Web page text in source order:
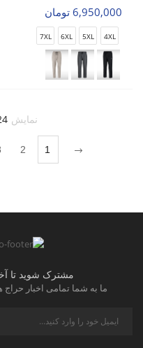
6,950,000 تومان
4XL
5XL
6XL
7XL
نمایش 24
1
2
مشترک شوید تا
ما به شما تمامی اخبار حراج